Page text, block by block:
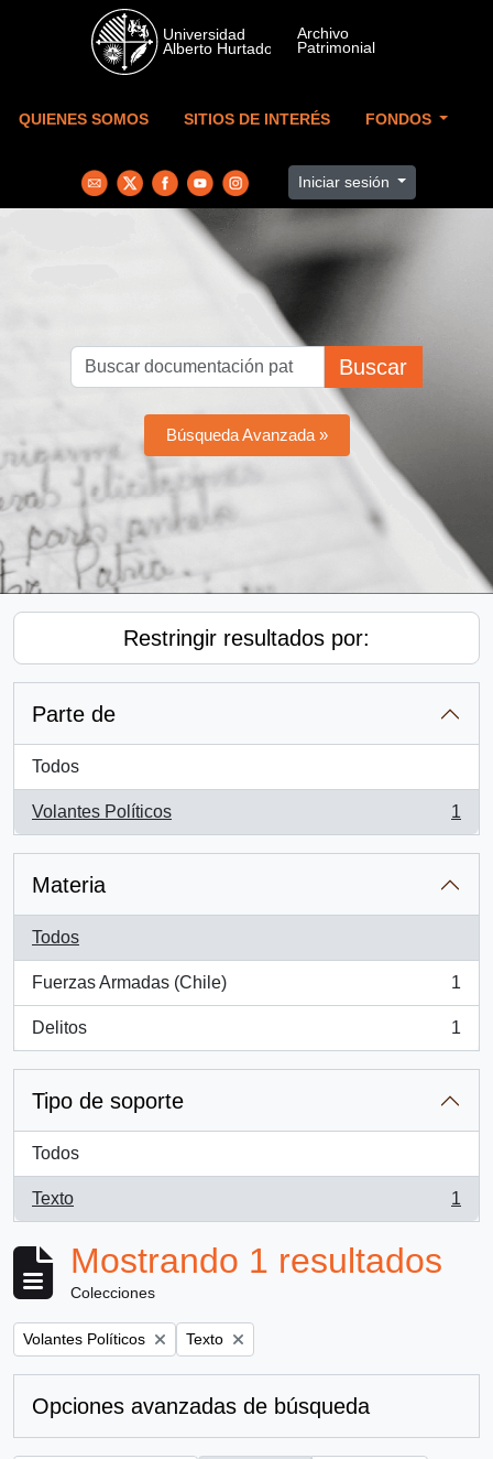
Skip to main content
QUIENES SOMOS SITIOS DE INTERÉS FONDOS
Iniciar sesión
Buscar
Búsqueda Avanzada »
Restringir resultados por:
Parte de
Todos
Volantes Políticos
, 1 resultados
1
Materia
Todos
Fuerzas Armadas (Chile)
, 1 resultados
1
Delitos
, 1 resultados
1
Tipo de soporte
Todos
Texto
, 1 resultados
1
Mostrando 1 resultados
Colecciones
Remove filter:
Volantes Políticos Remove filter:
Texto
Opciones avanzadas de búsqueda